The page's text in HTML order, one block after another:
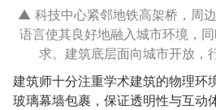
▲ 科技中心紧邻地铁高架桥，周
语言使其良好地融入城市环境，
求。建筑底层面向城市开放，
建筑师十分注重学术建筑的物理环
玻璃幕墙包裹，保证透明性与互动